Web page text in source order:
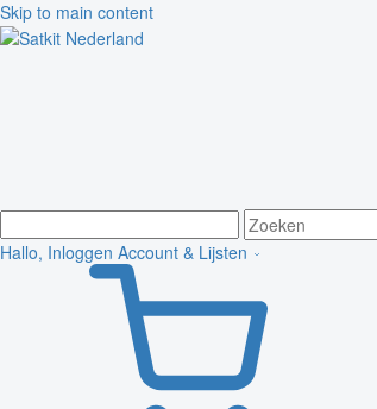
Skip to main content
Hallo, Inloggen Account & Lijsten